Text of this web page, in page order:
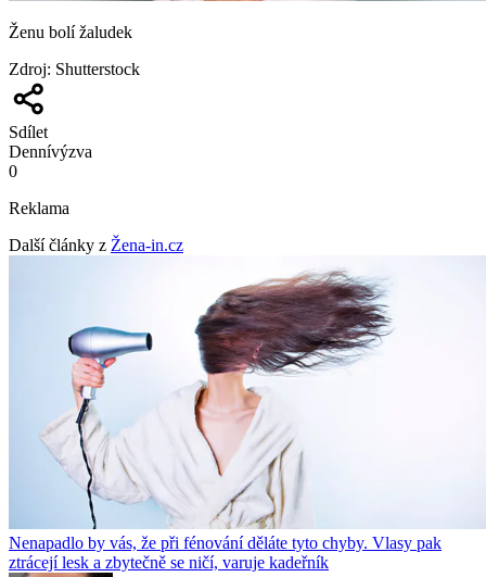
Ženu bolí žaludek
Zdroj: Shutterstock
Sdílet
Dennívýzva
0
Reklama
Další články z Žena-in.cz
Nenapadlo by vás, že při fénování děláte tyto chyby. Vlasy pak
ztrácejí lesk a zbytečně se ničí, varuje kadeřník